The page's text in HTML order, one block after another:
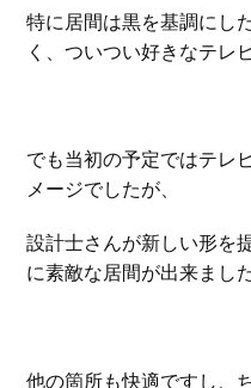
特に居間は黒を基調にし
く、ついつい好きなテレ
でも当初の予定ではテレ
メージでしたが、
設計士さんが新しい形を
に素敵な居間が出来ました
他の箇所も快適ですし、